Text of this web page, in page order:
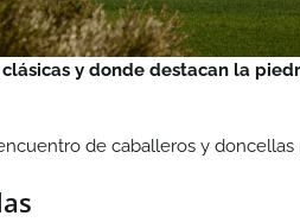
y donde destacan la
de caballeros y doncellas